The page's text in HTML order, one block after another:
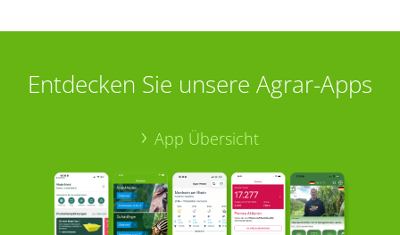
Entdecken Sie unsere Agrar-Apps
App Übersicht